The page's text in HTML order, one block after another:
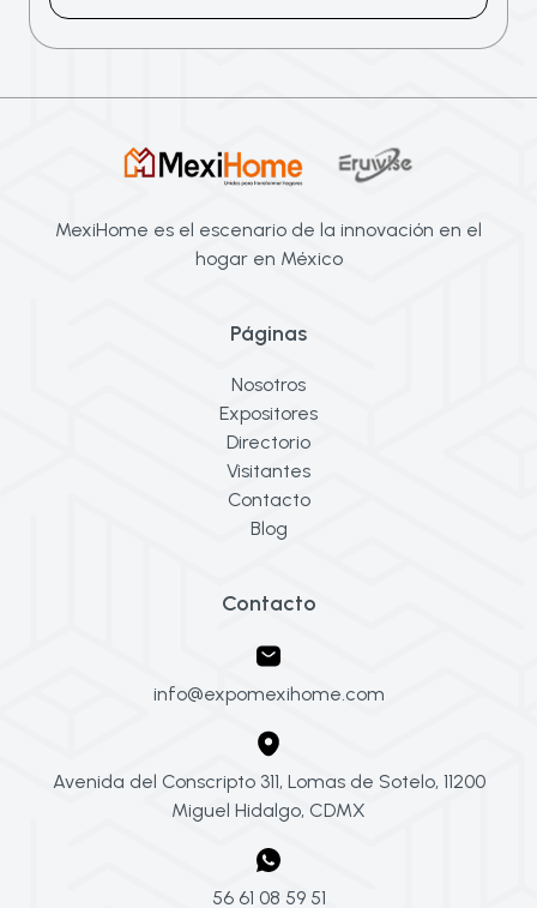
MexiHome es el escenario de la innovación en el
hogar en México
Páginas
Nosotros
Expositores
Directorio
Visitantes
Contacto
Blog
Contacto
info@expomexihome.com
Avenida del Conscripto 311, Lomas de Sotelo, 11200
Miguel Hidalgo, CDMX
56 61 08 59 51